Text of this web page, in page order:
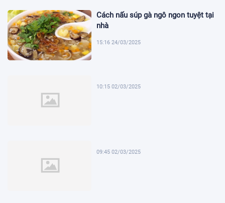
Cách nấu súp gà ngô ngon tuyệt tại
nhà
15:16 24/03/2025
10:15 02/03/2025
09:45 02/03/2025